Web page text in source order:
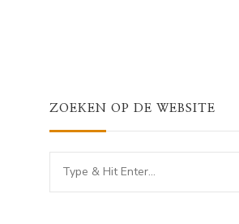
ZOEKEN OP DE WEBSITE
Looking
for